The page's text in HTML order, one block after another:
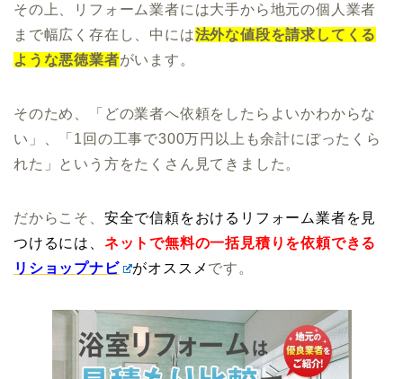
その上、リフォーム業者には大手から地元の個人業者
まで幅広く存在し、中には法外な値段を請求してくる
ような悪徳業者がいます。
そのため、「どの業者へ依頼をしたらよいかわからな
い」、「1回の工事で300万円以上も余計にぼったくら
れた」という方をたくさん見てきました。
だからこそ、 安全で信頼をおけるリフォーム業者を見
つけるには、 ネットで無料の一括見積りを依頼できる
リショップナビ
がオススメ です。